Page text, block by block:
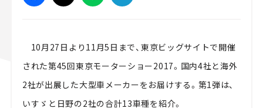
10月27日より11月5日まで、東京ビッグサイトで開催
された第45回東京モーターショー2017。国内4社と海外
2社が出展した大型車メーカーをお届けする。第1弾は、
いすゞと日野の2社の合計13車種を紹介。